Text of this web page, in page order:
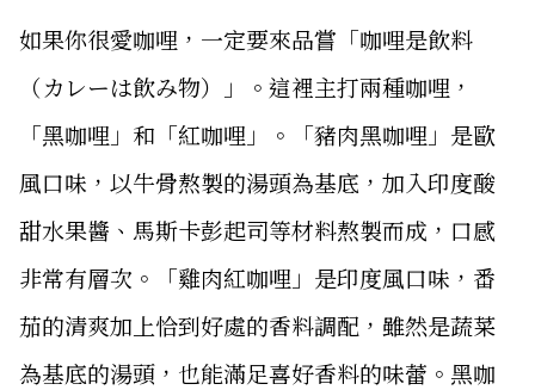
如果你很愛咖哩，一定要來品嘗「咖哩是飲料
（カレーは飲み物）」。這裡主打兩種咖哩，
「黑咖哩」和「紅咖哩」。「豬肉黑咖哩」是歐
風口味，以牛骨熬製的湯頭為基底，加入印度酸
甜水果醬、馬斯卡彭起司等材料熬製而成，口感
非常有層次。「雞肉紅咖哩」是印度風口味，番
茄的清爽加上恰到好處的香料調配，雖然是蔬菜
為基底的湯頭，也能滿足喜好香料的味蕾。黑咖